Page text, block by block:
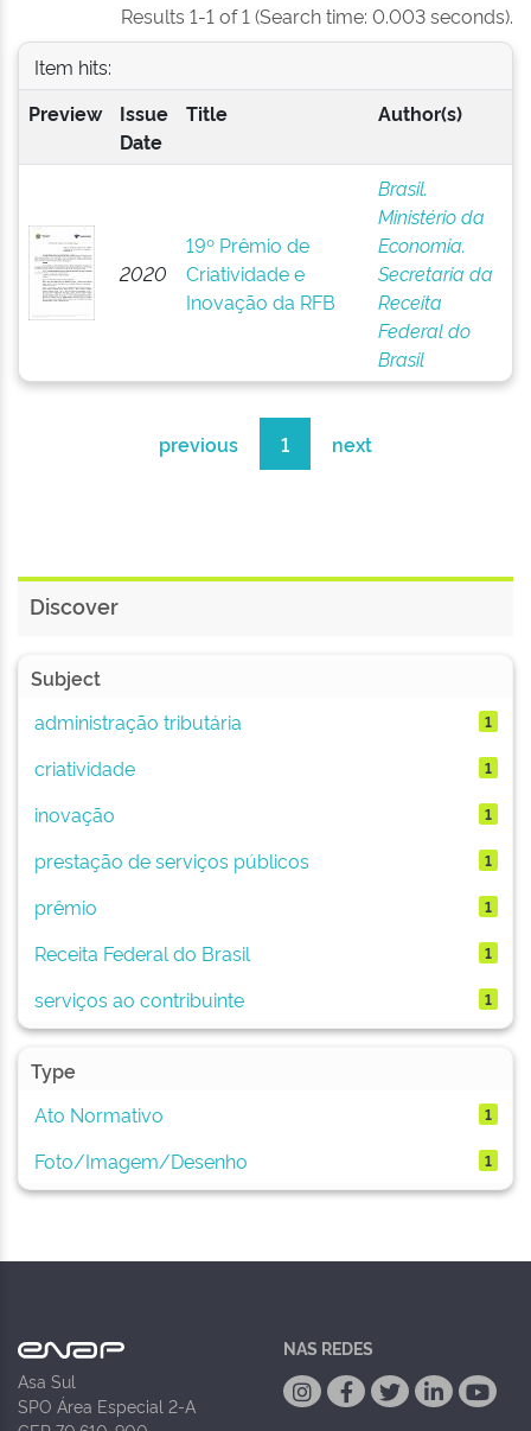
Results 1-1 of 1 (Search time: 0.003 seconds).
Item hits:
Preview
Issue
Date
Title Author(s)
2020
19º Prêmio de
Criatividade e
Inovação da RFB
Brasil.
Ministério da
Economia.
Secretaria da
Receita
Federal do
Brasil
previous 1 next
Discover
Subject
administração tributária
1
criatividade 1
inovação 1
prestação de serviços públicos 1
prêmio 1
Receita Federal do Brasil 1
serviços ao contribuinte 1
Type
Ato Normativo
1
Foto/Imagem/Desenho 1
Asa Sul
SPO Área Especial 2-A
NAS REDES